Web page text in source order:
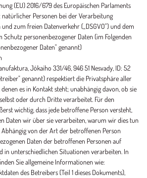
(EU) 2016/679 des Europäischen Parlaments
natürlicher Personen bei der Verarbeitung
zum freien Datenverkehr („DSGVO") und dem
Schutz personenbezogener Daten (im Folgenden
Daten" genannt)
Jókaiho 331/46, 946 51 Nesvady, ID: 52
genannt) respektiert die Privatsphäre aller
es in Kontakt steht; unabhängig davon, ob sie
oder durch Dritte verarbeitet. Für den
wichtig, dass jede betroffene Person versteht,
Daten wir über sie verarbeiten, warum wir dies tun
Abhängig von der Art der betroffenen Person
Daten der betroffenen Personen auf
in unterschiedlichen Situationen verarbeiten. In
Sie allgemeine Informationen wie:
des Betreibers (Teil 1 dieses Dokuments),